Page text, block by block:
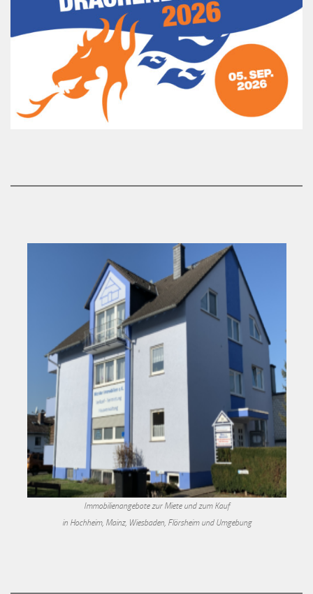
Immobilienangebote zur Miete und zum Kauf
in Hochheim, Mainz, Wiesbaden, Flörsheim und Umgebung